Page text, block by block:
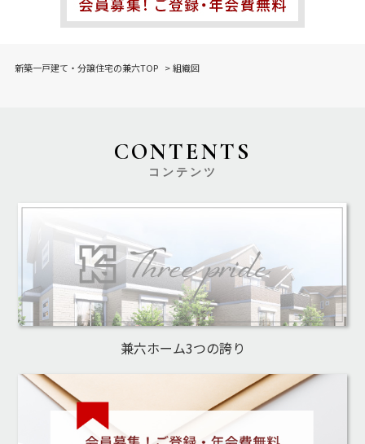
新築一戸建て・分譲住宅の兼六TOP >組織図
CONTENTS
コンテンツ
兼六ホーム3つの誇り